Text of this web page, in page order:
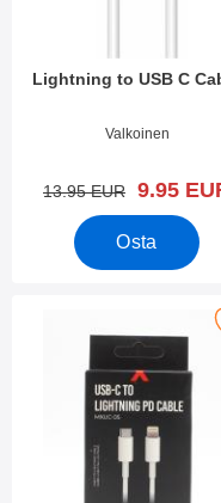
Lightning to USB C
Tuote.nro 49586
Valkoinen
vanha hinta
13.95 EUR uusi
9.95
Osta
Merkitse lightning to